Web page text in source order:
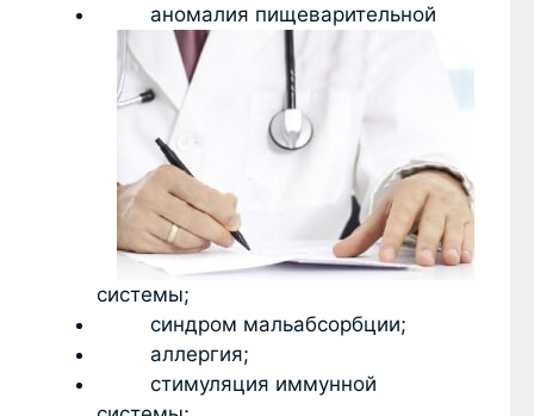
аномалия пищеварительной
системы;
синдром мальабсорбции;
аллергия;
стимуляция иммунной